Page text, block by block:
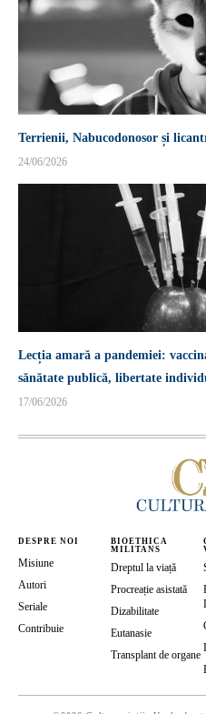
Terrienii, Nabucodonosor și
24/06/2026
Lecția amară a pandemiei:
sănătate publică, libertate
17/06/2026
DESPRE NOI
Misiune
Autori
Seriale
Contribuie
BIOETHICA
MILITANS
Dreptul la viață
Procreație asistată
Dizabilitate
Eutanasie
Transplant de organe